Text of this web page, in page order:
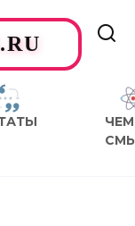
ЧЕМ